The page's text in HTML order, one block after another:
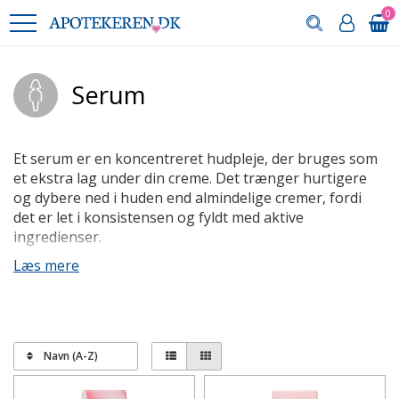
0
Serum
Et serum er en koncentreret hudpleje, der bruges som
et ekstra lag under din creme. Det trænger hurtigere
og dybere ned i huden end almindelige cremer, fordi
det er let i konsistensen og fyldt med aktive
ingredienser.
Hvad gør et serum anderledes end
natcreme, men som et supplement. Hvor cremer
beskytter og fugter huden i overfladen, arbejder
serummet i dybden. Det kan være fugtgivende,
Læs mere
Navn (A-Z)